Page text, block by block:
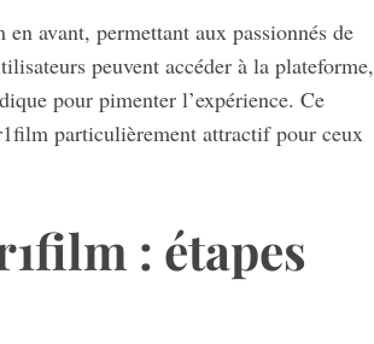
avant, permettant aux passionnés de
peuvent accéder à la plateforme,
pour pimenter l’expérience. Ce
particulièrement attractif pour ceux
: étapes